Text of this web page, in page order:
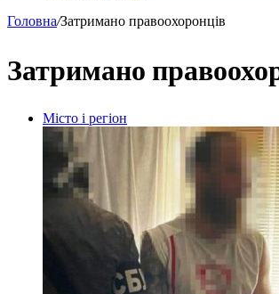
Головна/Затримано правоохоронців
Затримано
Місто і регіон